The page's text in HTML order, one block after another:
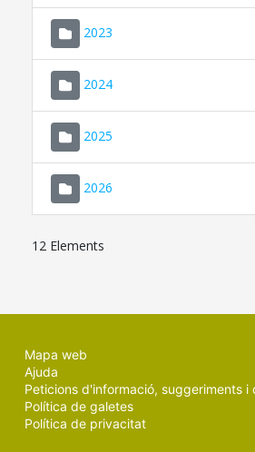
2023
2024
2025
2026
12 Elements
Mapa web
Ajuda
Peticions d'informació, suggeriments i
Política de galetes
Política de privacitat